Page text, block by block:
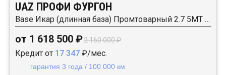
UAZ ПРОФИ ФУРГОН
Base Икар (длинная база) Промтоварный 2.7 5MT (150 л.с.) RWD
от 1 618 500 ₽2 160 000 ₽
Кредит от 17 347 ₽/мес.
гарантия 3 года / 100 000 км